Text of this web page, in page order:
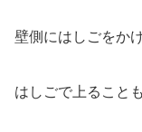
壁側にはしごをか
はしごで上ること